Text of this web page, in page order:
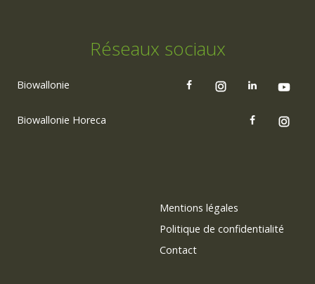
Réseaux sociaux
Biowallonie
Biowallonie Horeca
Mentions légales
Politique de confidentialité
Contact